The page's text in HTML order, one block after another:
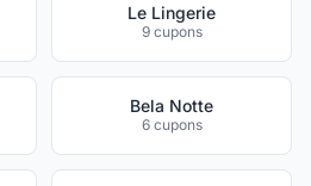
Le Lingerie
9 cupons
Bela Notte
6 cupons